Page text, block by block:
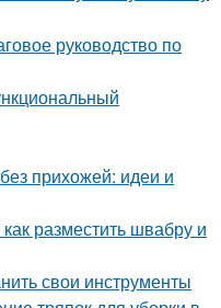
руководство по
прихожей: идеи и
разместить швабру и
свои инструменты